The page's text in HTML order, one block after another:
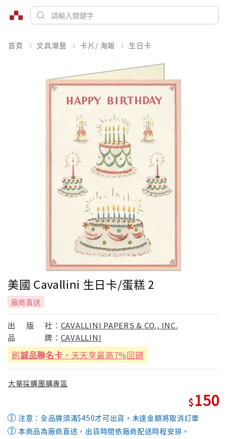
首頁 文具潮藝 卡片/ 海報 生日卡
美國 Cavallini 生日卡/蛋糕 2
廠商直送
出 版 社： CAVALLINI PAPERS & CO., INC.
品
牌： CAVALLINI
刷誠品聯名卡 ，天天享最高7%回饋
大量採購團購專區
150
注意：全品牌須滿$450才可出貨，未達金額將取消訂單
本商品為廠商直送，出貨時間依廠商配送時程安排。